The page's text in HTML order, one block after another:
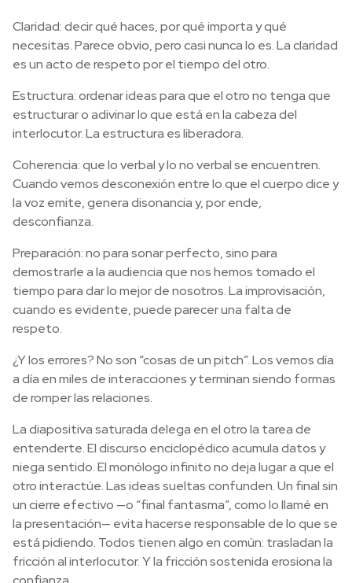
Claridad: decir qué haces, por qué importa y qué
necesitas. Parece obvio, pero casi nunca lo es. La claridad
es un acto de respeto por el tiempo del otro.
Estructura: ordenar ideas para que el otro no tenga que
estructurar o adivinar lo que está en la cabeza del
interlocutor. La estructura es liberadora.
Coherencia: que lo verbal y lo no verbal se encuentren.
Cuando vemos desconexión entre lo que el cuerpo dice y
la voz emite, genera disonancia y, por ende,
desconfianza.
Preparación: no para sonar perfecto, sino para
demostrarle a la audiencia que nos hemos tomado el
tiempo para dar lo mejor de nosotros. La improvisación,
cuando es evidente, puede parecer una falta de
respeto.
¿Y los errores? No son “cosas de un pitch”. Los vemos día
a día en miles de interacciones y terminan siendo formas
de romper las relaciones.
La diapositiva saturada delega en el otro la tarea de
entenderte. El discurso enciclopédico acumula datos y
niega sentido. El monólogo infinito no deja lugar a que el
otro interactúe. Las ideas sueltas confunden. Un final sin
un cierre efectivo —o “final fantasma”, como lo llamé en
la presentación— evita hacerse responsable de lo que se
está pidiendo. Todos tienen algo en común: trasladan la
fricción al interlocutor. Y la fricción sostenida erosiona la